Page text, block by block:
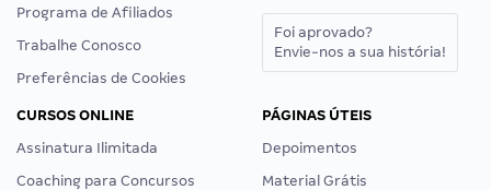
Programa de Afiliados
Trabalhe Conosco
Preferências de Cookies
Foi aprovado?
Envie-nos a sua história!
CURSOS ONLINE
Assinatura Ilimitada
Coaching para Concursos
PÁGINAS ÚTEIS
Depoimentos
Material Grátis